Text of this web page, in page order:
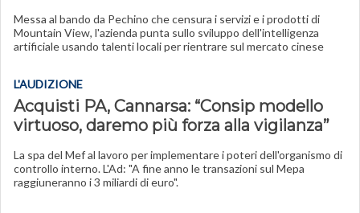
Messa al bando da Pechino che censura i servizi e i prodotti di
Mountain View, l'azienda punta sullo sviluppo dell'intelligenza
artificiale usando talenti locali per rientrare sul mercato cinese
L'AUDIZIONE
Acquisti PA, Cannarsa: “Consip modello
virtuoso, daremo più forza alla vigilanza”
La spa del Mef al lavoro per implementare i poteri dell'organismo di
controllo interno. L'Ad: "A fine anno le transazioni sul Mepa
raggiuneranno i 3 miliardi di euro".